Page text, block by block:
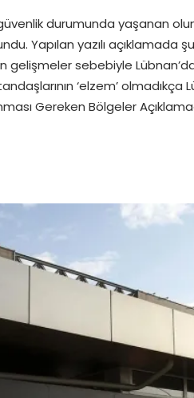
güvenlik durumunda yaşanan
Yapılan yazılı açıklamada
gelişmeler sebebiyle
‘elzem’
Gereken Bölgeler